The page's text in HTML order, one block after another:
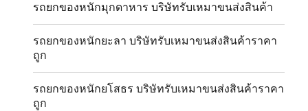
รถยกของหนักมุกดาหาร บริษัทรับเหมาขนส่งสินค้า
รถยกของหนักยะลา บริษัทรับเหมาขนส่งสินค้าราคา
ถูก
รถยกของหนักยโสธร บริษัทรับเหมาขนส่งสินค้าราคา
ถูก